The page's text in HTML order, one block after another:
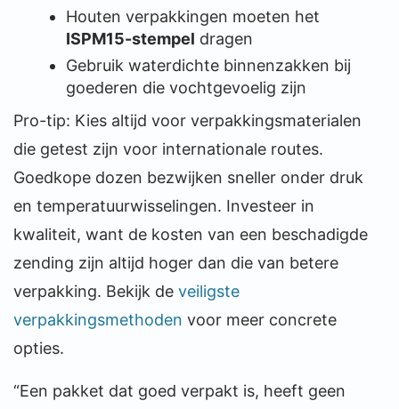
Houten verpakkingen moeten het
ISPM15-stempel dragen
Gebruik waterdichte binnenzakken bij
goederen die vochtgevoelig zijn
Pro-tip: Kies altijd voor verpakkingsmaterialen
die getest zijn voor internationale routes.
Goedkope dozen bezwijken sneller onder druk
en temperatuurwisselingen. Investeer in
kwaliteit, want de kosten van een beschadigde
zending zijn altijd hoger dan die van betere
verpakking. Bekijk de veiligste
verpakkingsmethoden voor meer concrete
opties.
“Een pakket dat goed verpakt is, heeft geen